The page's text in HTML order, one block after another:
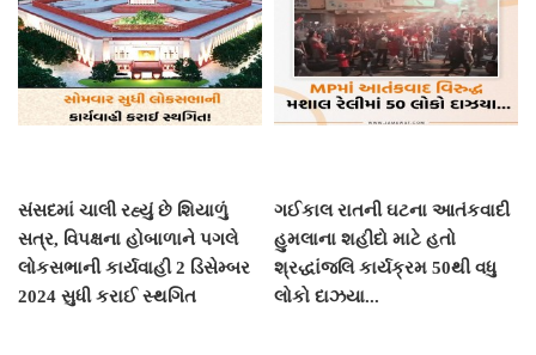
સંસદમાં ચાલી રહ્યું છે શિયાળું
સત્ર, વિપક્ષના હોબાળાને પગલે
લોકસભાની કાર્યવાહી 2 ડિસેમ્બર
2024 સુધી કરાઈ સ્થગિત
ગઈકાલ રાતની ઘટના આતંકવાદી
હુમલાના શહીદો માટે હતો
શ્રદ્ધાંજલિ કાર્યક્રમ 50થી વધુ
લોકો દાઝયા...